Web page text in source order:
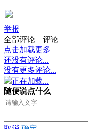
举报
全部评论
评论
点击加载更多
还没有评论...
没有更多评论...
正在加载...
随便说点什么